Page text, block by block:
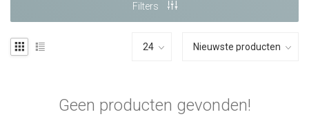
Filters
Geen producten gevonden!